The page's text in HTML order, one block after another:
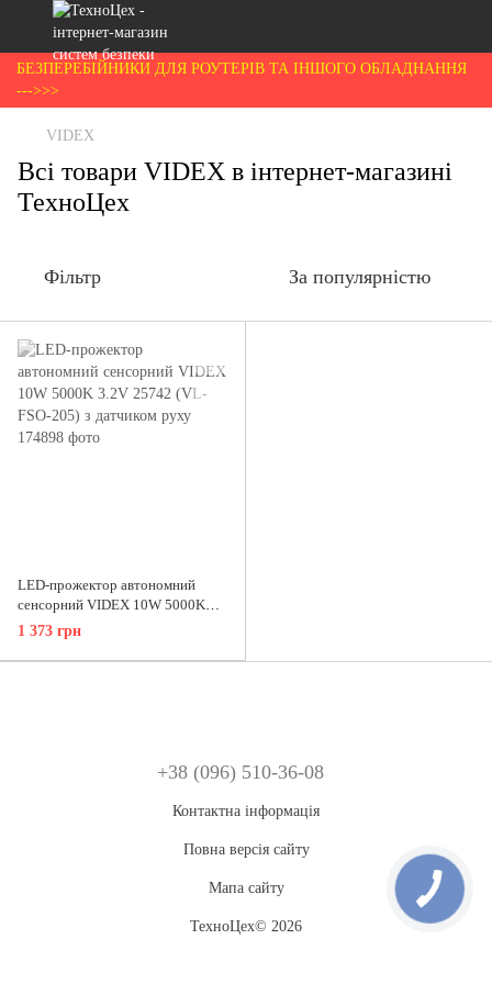
БЕЗПЕРЕБІЙНИКИ ДЛЯ РОУТЕРІВ ТА ІНШОГО ОБЛАДНАННЯ
--->>>
VIDEX
Всі товари VIDEX в інтернет-магазині
ТехноЦех
Фільтр За популярністю
LED-прожектор автономний
сенсорний VIDEX 10W 5000K
3.2V 25742 (VL-FSO-205) з
датчиком руху
1 373 грн
+38 (096) 510-36-08
Контактна інформація
Повна версія сайту
Мапа сайту
ТехноЦех© 2026